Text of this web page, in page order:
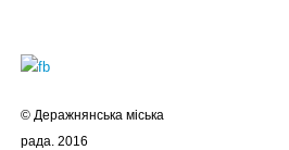
© Деражнянська міська
рада. 2016